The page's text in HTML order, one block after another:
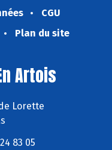
CGU
Plan du site
Artois
Lorette
83 05